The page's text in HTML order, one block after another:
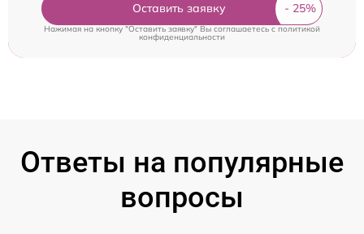
Оставить заявку
Нажимая на кнопку "Оставить заявку" Вы соглашаетесь cполитикой
конфиденциальности
Ответы на популярные
вопросы